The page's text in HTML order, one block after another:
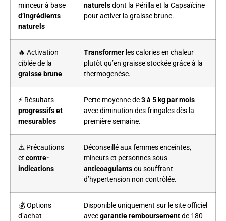
minceur à base
d’ingrédients
naturels
naturelsdont la Périlla et la Capsaïcine
pour activer la graisse brune.
🔥 Activation
ciblée de la
graisse brune
Transformer les calories en chaleur
plutôt qu’en graisse stockée grâce à la
thermogenèse.
⚡ Résultats
progressifs et
mesurables
Perte moyenne de3 à 5 kg par mois
avec diminution des fringales dès la
première semaine.
⚠️ Précautions
et contre-
indications
Déconseillé aux femmes enceintes,
mineurs et personnes sous
anticoagulantsou souffrant
d’hypertension non contrôlée.
💰 Options
d’achat
Disponible uniquement sur le site officiel
avecgarantie remboursementde 180